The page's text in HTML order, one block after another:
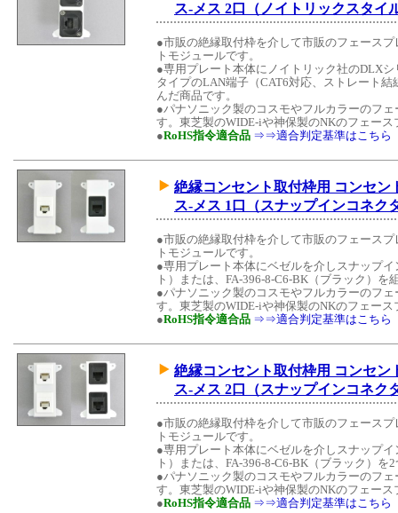
ス-メス 2口（ノイトリックスタイ
●市販の絶縁取付枠を介して市販のフェース
トモジュールです。
●専用プレート本体にノイトリック社のDLX
タイプのLAN端子（CAT6対応、ストレート
んだ商品です。
●パナソニック製のコスモやフルカラーのフ
す。東芝製のWIDE-iや神保製のNKのフェー
●RoHS指令適合品 ⇒⇒適合判定基準はこちら
絶縁コンセント取付枠用 コンセ
ス-メス 1口（スナップインコネク
●市販の絶縁取付枠を介して市販のフェース
トモジュールです。
●専用プレート本体にベゼルを介しスナップ
ト）または、FA-396-8-C6-BK（ブラック）
●パナソニック製のコスモやフルカラーのフ
す。東芝製のWIDE-iや神保製のNKのフェー
●RoHS指令適合品 ⇒⇒適合判定基準はこちら
絶縁コンセント取付枠用 コンセ
ス-メス 2口（スナップインコネク
●市販の絶縁取付枠を介して市販のフェース
トモジュールです。
●専用プレート本体にベゼルを介しスナップ
ト）または、FA-396-8-C6-BK（ブラック）
●パナソニック製のコスモやフルカラーのフ
す。東芝製のWIDE-iや神保製のNKのフェー
●RoHS指令適合品 ⇒⇒適合判定基準はこちら